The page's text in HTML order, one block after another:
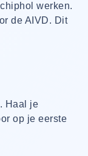
werken.
de AIVD. Dit
Haal je
op je eerste